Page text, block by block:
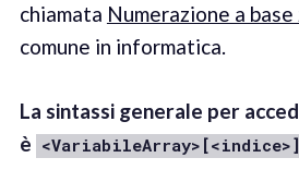
chiamata Numerazione a base
comune in informatica.
La sintassi generale per
è <VariabileArray>[<indice>]